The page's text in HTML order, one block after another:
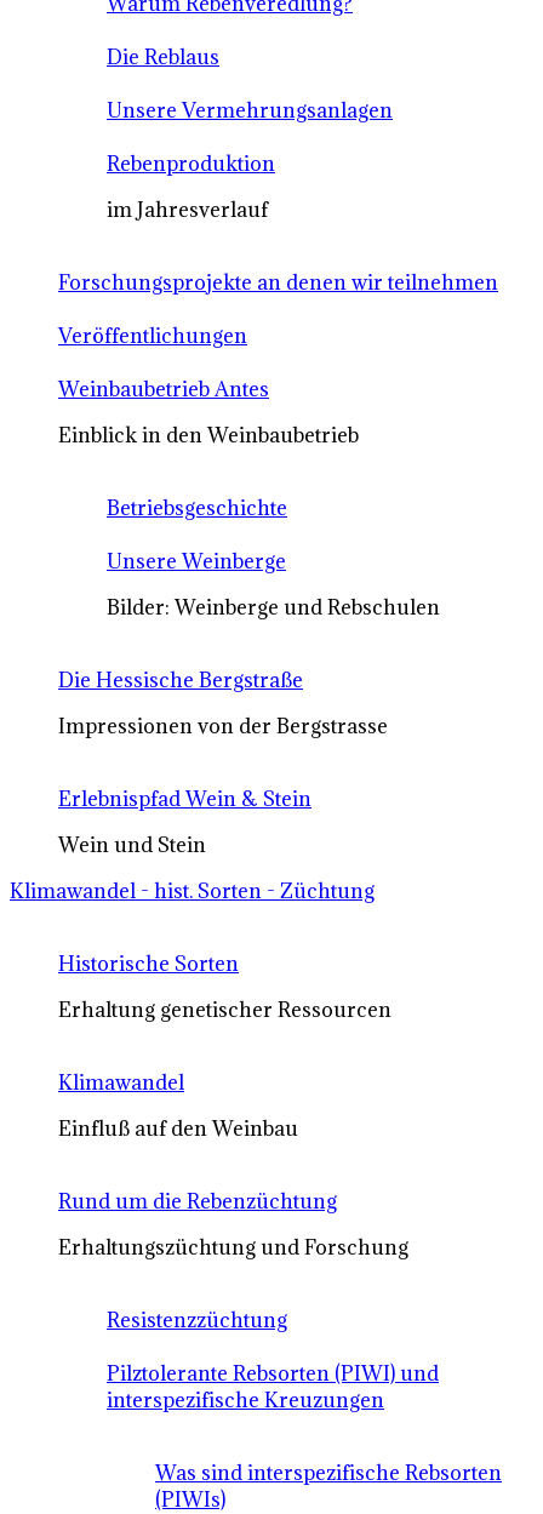
Die Reblaus
Unsere Vermehrungsanlagen
Rebenproduktion
im Jahresverlauf
Forschungsprojekte an denen wir teilnehmen
Veröffentlichungen
Weinbaubetrieb Antes
Einblick in den Weinbaubetrieb
Betriebsgeschichte
Unsere Weinberge
Bilder: Weinberge und Rebschulen
Die Hessische Bergstraße
Impressionen von der Bergstrasse
Erlebnispfad Wein & Stein
Wein und Stein
Klimawandel - hist. Sorten - Züchtung
Historische Sorten
Erhaltung genetischer Ressourcen
Klimawandel
Einfluß auf den Weinbau
Rund um die Rebenzüchtung
Erhaltungszüchtung und Forschung
Resistenzzüchtung
Pilztolerante Rebsorten (PIWI) und
interspezifische Kreuzungen
Was sind interspezifische Rebsorten
(PIWIs)